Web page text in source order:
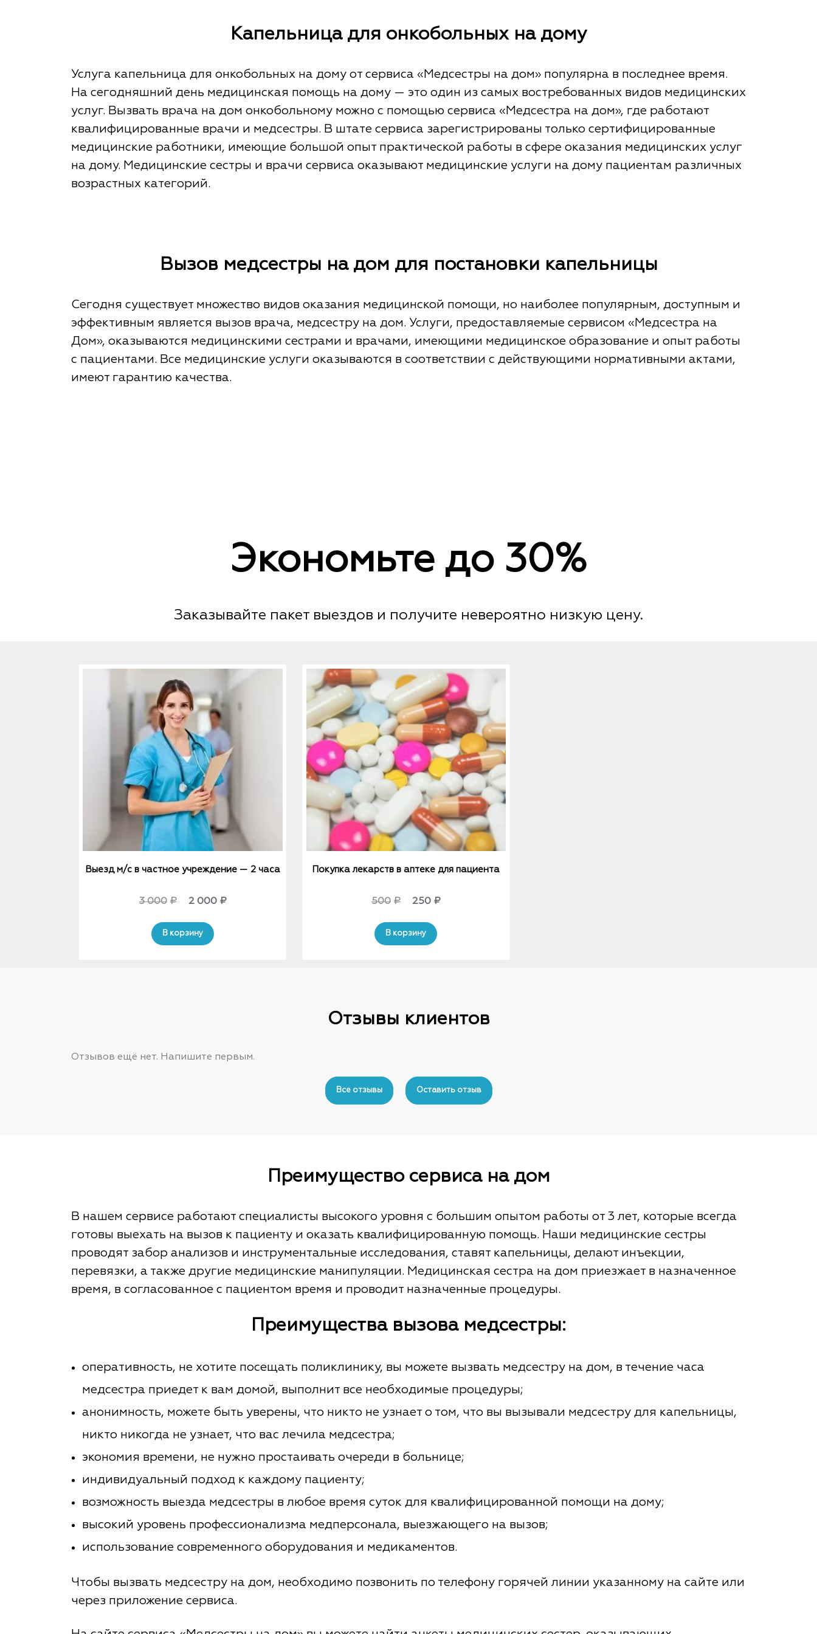
Капельница для онкобольных на дому
Услуга капельница для онкобольных на дому от сервиса «Медсестры на дом» популярна в последнее время.
На сегодняшний день медицинская помощь на дому — это один из самых востребованных видов медицинских
услуг. Вызвать врача на дом онкобольному можно с помощью сервиса «Медсестра на дом», где работают
квалифицированные врачи и медсестры. В штате сервиса зарегистрированы только сертифицированные
медицинские работники, имеющие большой опыт практической работы в сфере оказания медицинских услуг
на дому. Медицинские сестры и врачи сервиса оказывают медицинские услуги на дому пациентам различных
возрастных категорий.
Вызов медсестры на дом для постановки капельницы
Сегодня существует множество видов оказания медицинской помощи, но наиболее популярным, доступным и
эффективным является вызов врача, медсестру на дом. Услуги, предоставляемые сервисом «Медсестра на
Дом», оказываются медицинскими сестрами и врачами, имеющими медицинское образование и опыт работы
с пациентами. Все медицинские услуги оказываются в соответствии с действующими нормативными актами,
имеют гарантию качества.
Экономьте до 30%
Заказывайте пакет выездов и получите невероятно низкую цену.
Выезд м/с в частное учреждение — 2 часа
3 000 ₽
Original
was:
2 000 ₽Current
В корзину
Покупка лекарств в аптеке для пациента
500 ₽
Original
was:
250 ₽Current
В корзину
Отзывы клиентов
Отзывов ещё нет. Напишите первым.
Все отзывы Оставить отзыв
Преимущество сервиса на дом
В нашем сервисе работают специалисты высокого уровня с большим опытом работы от 3 лет, которые всегда
готовы выехать на вызов к пациенту и оказать квалифицированную помощь. Наши медицинские сестры
проводят забор анализов и инструментальные исследования, ставят капельницы, делают инъекции,
перевязки, а также другие медицинские манипуляции. Медицинская сестра на дом приезжает в назначенное
время, в согласованное с пациентом время и проводит назначенные процедуры.
Преимущества вызова медсестры:
оперативность, не хотите посещать поликлинику, вы можете вызвать медсестру на дом, в течение часа
медсестра приедет к вам домой, выполнит все необходимые процедуры;
анонимность, можете быть уверены, что никто не узнает о том, что вы вызывали медсестру для капельницы,
никто никогда не узнает, что вас лечила медсестра;
экономия времени, не нужно простаивать очереди в больнице;
индивидуальный подход к каждому пациенту;
возможность выезда медсестры в любое время суток для квалифицированной помощи на дому;
высокий уровень профессионализма медперсонала, выезжающего на вызов;
использование современного оборудования и медикаментов.
Чтобы вызвать медсестру на дом, необходимо позвонить по телефону горячей линии указанному на сайте или
через приложение сервиса.